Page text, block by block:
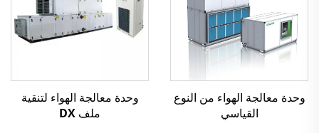
وحدة معالجة الهواء من النوع
القياسي
وحدة معالجة الهواء لتنقية
ملف DX